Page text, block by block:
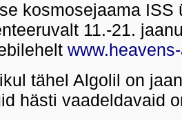
kosmosejaama ISS
11.-21.
tähel Algolil on
hästi vaadeldavaid